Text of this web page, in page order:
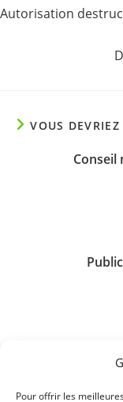
Pour offrir les
articles
Autorisation
VOUS
Conseil
Coupure